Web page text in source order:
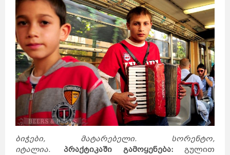
ბიჭები, მატარებელი. სორენტო,
იტალია.პრაქტიკაში გამოყენება:გულით